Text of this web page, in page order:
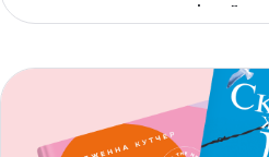
с доступом офлайн